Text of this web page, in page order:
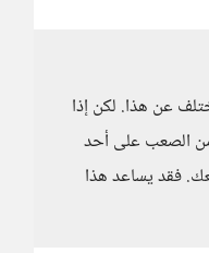
عن هذا. لكن إذا
من الصعب على أحد
فقد يساعد هذا